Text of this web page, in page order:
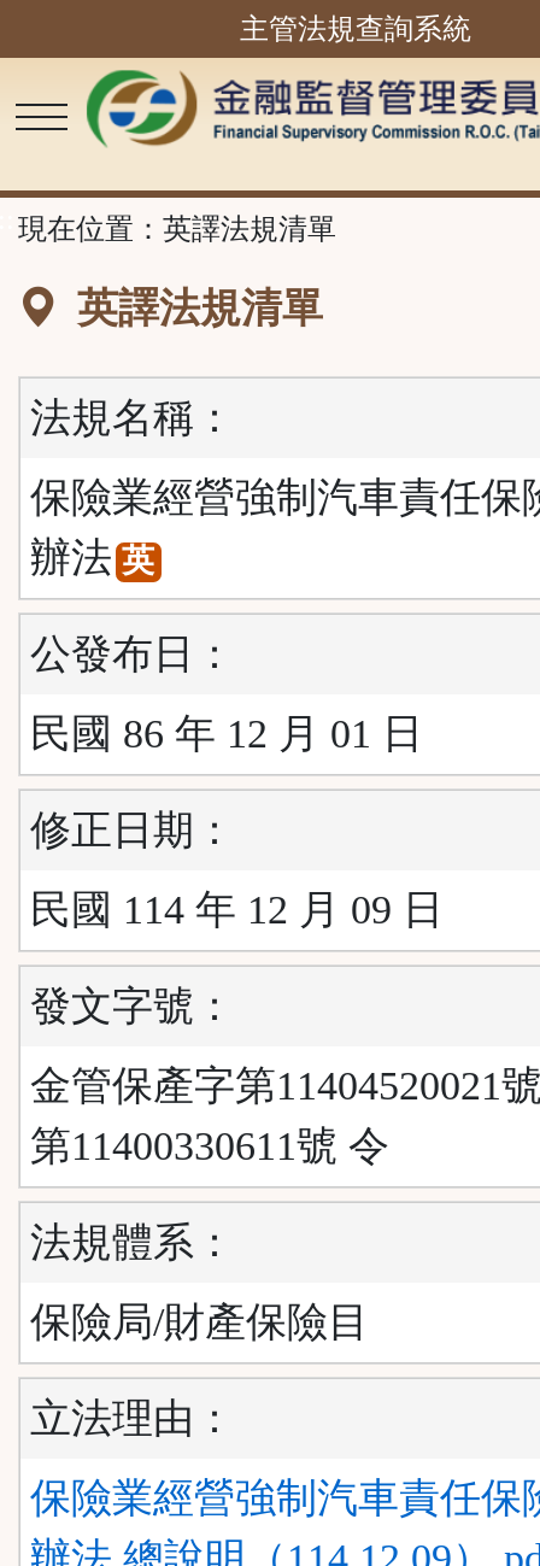
內
容
主管法規查詢系統
現在位置： 英譯法規清單
英譯法規清單
法規名稱：
保險業經營強制汽車責任保
辦法 英
公發布日：
民國 86 年 12 月 01 日
修正日期：
民國 114 年 12 月 09 日
發文字號：
金管保產字第11404520021
第11400330611號 令
法規體系：
保險局/財產保險目
立法理由：
保險業經營強制汽車責任保